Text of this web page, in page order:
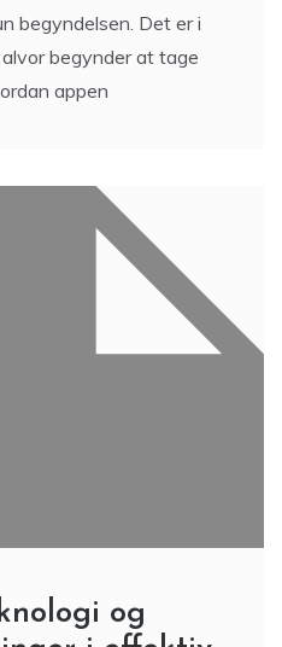
begyndelsen. Det er i
begynder at tage
appen
og